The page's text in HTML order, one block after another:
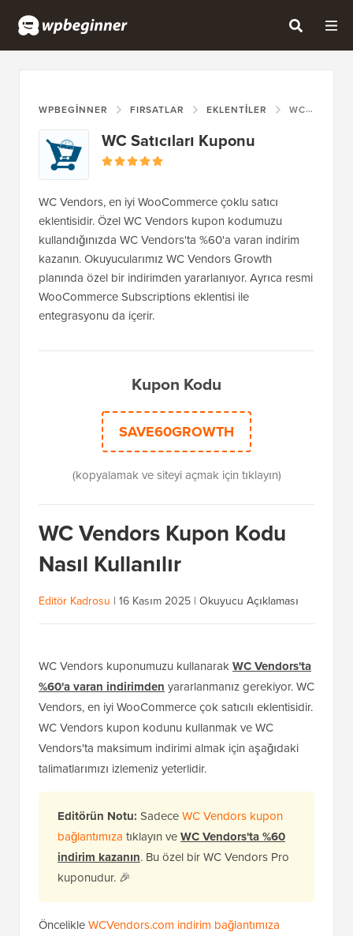
WPBEGINNER FIRSATLAR EKLENTILER WC SATICILARI KUPONU
WC Satıcıları Kuponu
WC Vendors, en iyi WooCommerce çoklu satıcı
eklentisidir. Özel WC Vendors kupon kodumuzu
kullandığınızda WC Vendors'ta %60'a varan indirim
kazanın. Okuyucularımız WC Vendors Growth
planında özel bir indirimden yararlanıyor. Ayrıca resmi
WooCommerce Subscriptions eklentisi ile
entegrasyonu da içerir.
Kupon Kodu
SAVE60GROWTH
(kopyalamak ve siteyi açmak için tıklayın)
WC Vendors Kupon Kodu
Nasıl Kullanılır
Editör Kadrosu | 16 Kasım 2025 | Okuyucu Açıklaması
WC Vendors kuponumuzu kullanarakWC Vendors'ta
%60'a varan indirimden yararlanmanız gerekiyor. WC
Vendors, en iyi WooCommerce çok satıcılı eklentisidir.
WC Vendors kupon kodunu kullanmak ve WC
Vendors'ta maksimum indirimi almak için aşağıdaki
talimatlarımızı izlemeniz yeterlidir.
Editörün Notu: SadeceWC Vendors kupon
bağlantımıza tıklayın veWC Vendors'ta %60
indirim kazanın. Bu özel bir WC Vendors Pro
kuponudur. 🎉
ÖncelikleWCVendors.com indirim bağlantımıza